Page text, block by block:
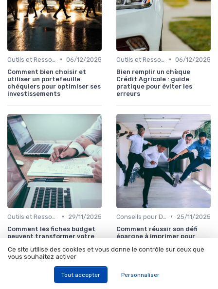
• 06/12/2025
Comment bien choisir et
utiliser un portefeuille
chéquiers pour optimiser ses
investissements
• 06/12/2025
Bien remplir un chèque
Crédit Agricole : guide
pratique pour éviter les
erreurs
•
29/11/2025
Comment les fiches budget
peuvent transformer votre
l’investissement
•
25/11/2025
Comment réussir son défi
épargne à imprimer pour
Ce site utilise des cookies et vous donne le contrôle sur ceux que
vous souhaitez activer
Tout accepter Personnaliser